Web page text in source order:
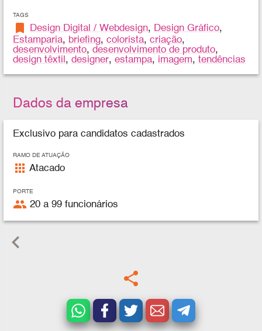
TAGS
bookmark Design Digital / Webdesign, Design Gráfico,
Estamparia, briefing,colorista,criação,
desenvolvimento,desenvolvimento de produto,
design têxtil ,designer,estampa, imagem,tendências
Dados da empresa
Exclusivo para candidatos cadastrados
RAMO DE ATUAÇÃO
apps Atacado
PORTE
people 20 a 99 funcionários
keyboard_arrow_left
share